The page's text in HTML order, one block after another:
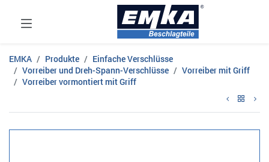
EMKA Produkte
Einfache Verschlüsse
Vorreiber und Dreh-Spann-Verschlüsse
Vorreiber mit Griff
Vorreiber vormontiert mit Griff